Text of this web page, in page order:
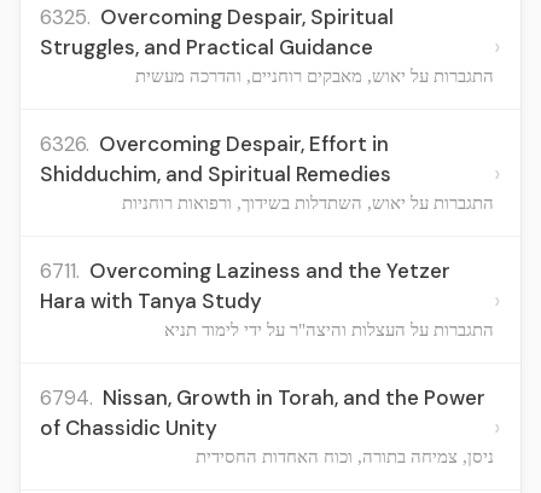
6325. Overcoming Despair, Spiritual
Struggles, and Practical Guidance
התגברות על יאוש, מאבקים רוחניים, והדרכה מעשית
›
6326. Overcoming Despair, Effort in
Shidduchim, and Spiritual Remedies
התגברות על יאוש, השתדלות בשידוך, ורפואות רוחניות
›
6711. Overcoming Laziness and the Yetzer
Hara with Tanya Study
התגברות על העצלות והיצה"ר על ידי לימוד תניא
›
6794. Nissan, Growth in Torah, and the Power
of Chassidic Unity
ניסן, צמיחה בתורה, וכוח האחדות החסידית
›